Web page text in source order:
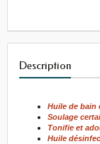
Description
Huile de bain
Soulage
Tonifie et
Huile